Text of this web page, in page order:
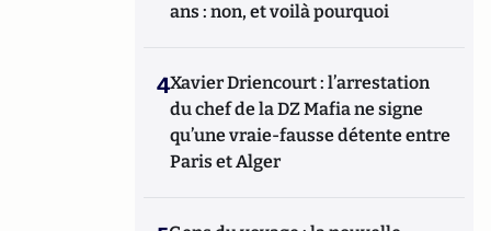
ans : non, et voilà pourquoi
4Xavier Driencourt : l’arrestation
du chef de la DZ Mafia ne signe
qu’une vraie-fausse détente entre
Paris et Alger